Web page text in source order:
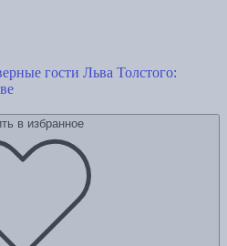
гости Льва Толстого:
в избранное